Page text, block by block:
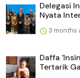
Delegasi
Nyata
3 months
Daffa
Tertarik